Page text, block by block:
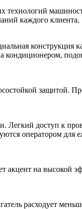
каждого клиента.
конструкция
защитой.
Легкий доступ к
оператором для
акцент на высокой
расходует